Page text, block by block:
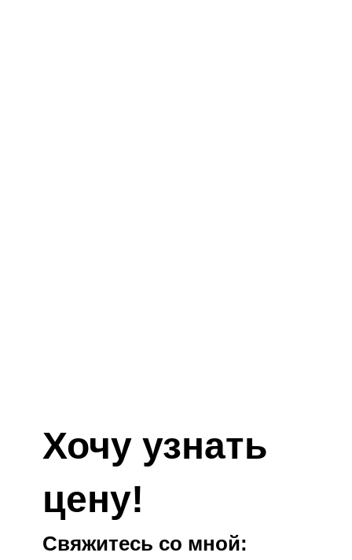
Хочу узнать
цену!
Свяжитесь со мной: